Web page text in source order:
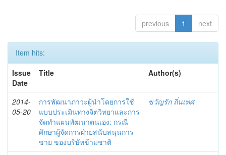
previous 1 next
Item hits:
Issue
Date
Title Author(s)
2014-
05-20
การพัฒนาภาวะผู้นำโดยการใช้
แบบประเมินทางจิตวิทยาและการ
จัดทำแผนพัฒนาตนเอง: กรณี
ศึกษาผู้จัดการฝ่ายสนับสนุนการ
ขาย ของบริษัทข้ามชาติ
ขวัญรัก ถิ่นเทศ